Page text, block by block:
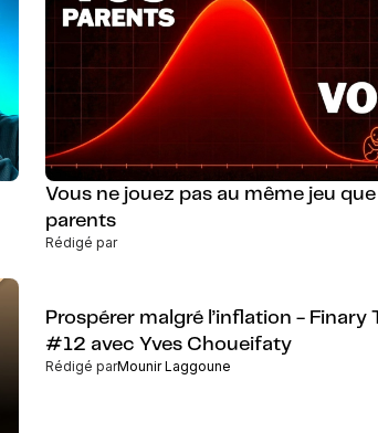
Vous ne jouez pas au même jeu
parents
Rédigé par
Prospérer malgré l’inflation - Finary
#12 avec Yves Choueifaty
Rédigé parMounir Laggoune